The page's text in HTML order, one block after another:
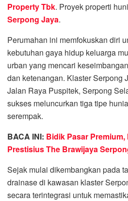
Property Tbk. Proyek properti
Serpong Jaya.
Perumahan ini memfokuskan diri
kebutuhan gaya hidup keluarga
urban yang mencari
dan ketenangan. Klaster Serpong
Jalan Raya Puspitek, Serpong
sukses meluncurkan tiga tipe
serempak.
BACA INI: Bidik Pasar Premium,
Prestisius The Brawijaya
Sejak mulai dikembangkan pada
drainase di kawasan klaster
secara terintegrasi untuk